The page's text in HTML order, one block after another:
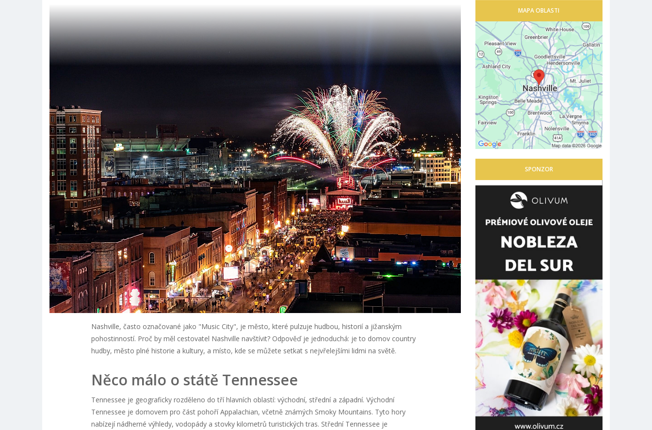
Nashville, často označované jako "Music City", je město, které pulzuje hudbou, historií a jižanským
pohostinností. Proč by měl cestovatel Nashville navštívit? Odpověď je jednoduchá: je to domov country
hudby, město plné historie a kultury, a místo, kde se můžete setkat s nejvřelejšími lidmi na světě.
Něco málo o státě Tennessee
Tennessee je geograficky rozděleno do tří hlavních oblastí: východní, střední a západní. Východní
Tennessee je domovem pro část pohoří Appalachian, včetně známých Smoky Mountains. Tyto hory
nabízejí nádherné výhledy, vodopády a stovky kilometrů turistických tras. Střední Tennessee je
MAPA OBLASTI
SPONZOR